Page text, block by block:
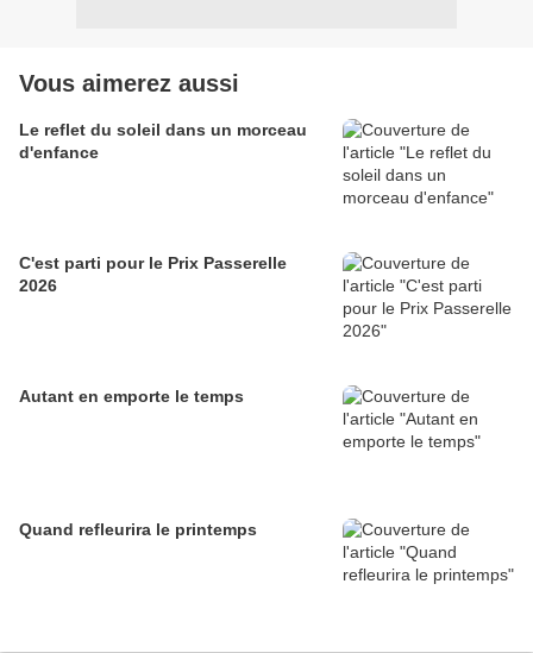
Vous aimerez aussi
Le reflet du soleil dans un morceau
d'enfance
C'est parti pour le Prix Passerelle
2026
Autant en emporte le temps
Quand refleurira le printemps